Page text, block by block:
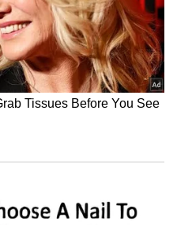
జిఆర్ గోపీనాథ్ జీవిత కథ
సినిమా సూరారై
ఇది ఉత్తమ చిత్రం, ఉత్తమ